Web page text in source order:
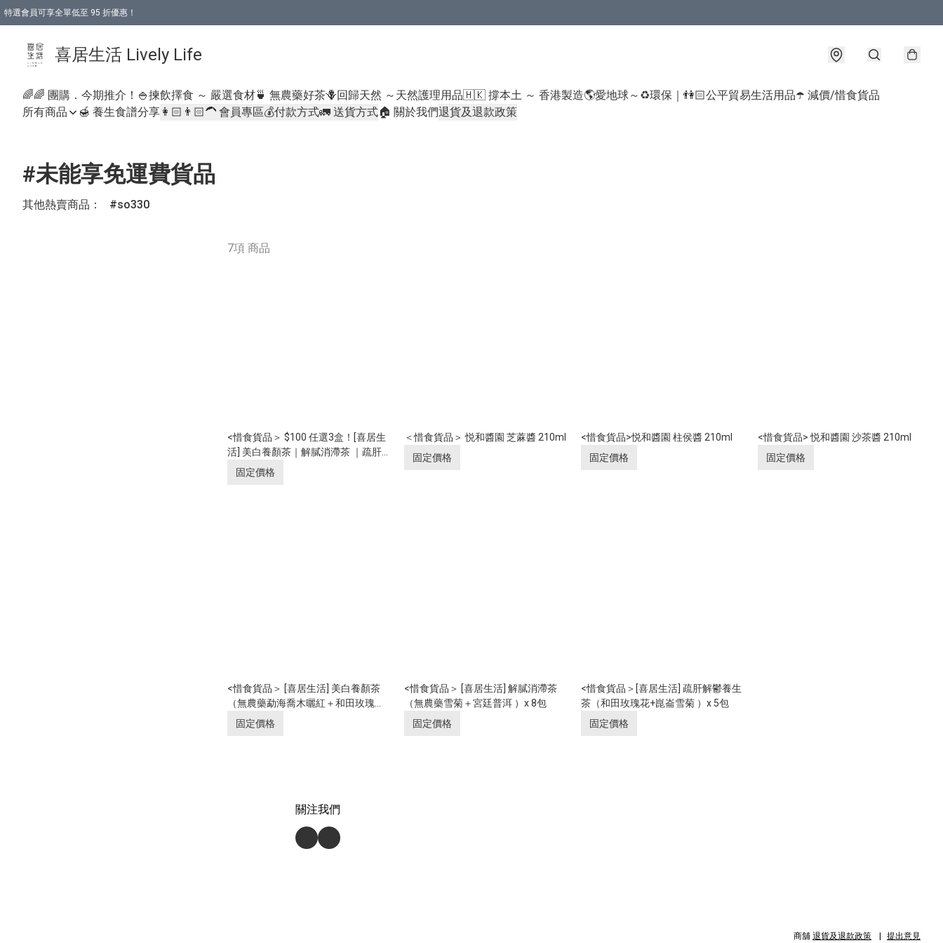
特選會員可享全單低至 95 折優惠！
喜居生活 Lively Life
🌈🌈 團購．今期推介！ 🍚揀飲擇食 ～ 嚴選食材🍵 無農藥好茶🪻回歸天然 ～天然護理用品🇭🇰 撐本土 ～ 香港製造🌎愛地球～♻️環保｜👫🏻公平貿易生活用品☂️ 減價/惜食貨品
所有商品
🍯 養生食譜分享 👩🏻👨🏻‍🦱 會員專區💰付款方式🚛 送貨方式🏠 關於我們退貨及退款政策
#未能享免運費貨品
其他熱賣商品： so330
7項 商品
<惜食貨品＞ $100 任選3盒！[喜居生
活] 美白養顏茶｜解膩消滯茶 ｜疏肝
解鬱養生茶
固定價格
＜惜食貨品＞ 悦和醬園 芝蔴醬 210ml
固定價格
<惜食貨品>悦和醬園 柱侯醬 210ml
固定價格
<惜食貨品> 悦和醬園 沙茶醬 210ml
固定價格
<惜食貨品＞ [喜居生活] 美白養顏茶
（無農藥勐海喬木曬紅＋和田玫瑰）6
包固定價格
<惜食貨品＞ [喜居生活] 解膩消滯茶
（無農藥雪菊＋宮廷普洱 ）x 8包
固定價格
<惜食貨品＞[喜居生活] 疏肝解鬱養生
茶（和田玫瑰花+崑崙雪菊 ）x 5包
固定價格
關注我們
商舖 退貨及退款政策 提出意見